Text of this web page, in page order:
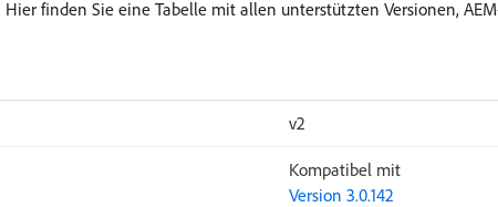
Hier finden Sie eine Tabelle mit allen unterstützten Versionen,
v2
Kompatibel mit
Version 3.0.142